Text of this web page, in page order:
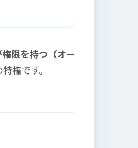
限を持つ（オー
権です。